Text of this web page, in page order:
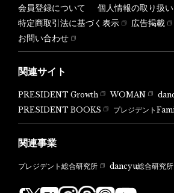
会員登録について
個人情報の取り扱い
特定商取引法に基づく表示
広告掲載
お問い合わせ
関連サイト
PRESIDENT Growth WOMAN
PRESIDENT BOOKS
プレジデント
関連事業
プレジデント総合研究所 dancyu総合研究所